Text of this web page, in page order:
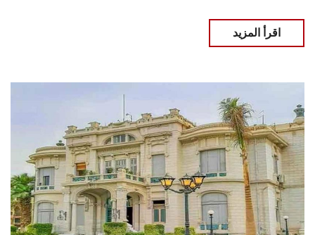
اقرأ المزيد